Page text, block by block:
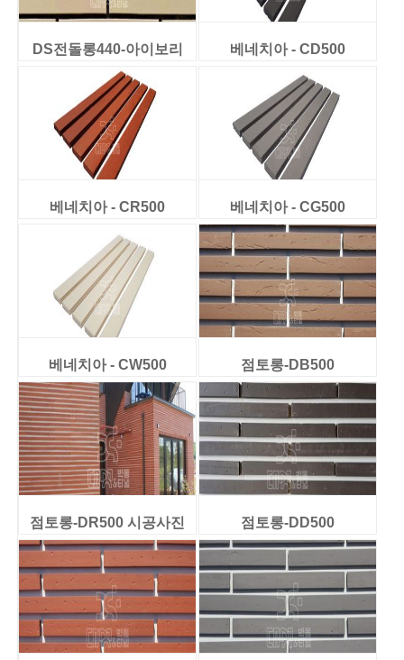
DS전돌롱440-아이보리 베네치아 - CD500
베네치아 - CR500 베네치아 - CG500
베네치아 - CW500 점토롱-DB500
점토롱-DR500 시공사진 점토롱-DD500